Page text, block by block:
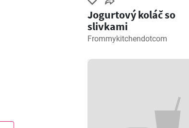
Jogurtový koláč so
slivkami
Frommykitchendotcom